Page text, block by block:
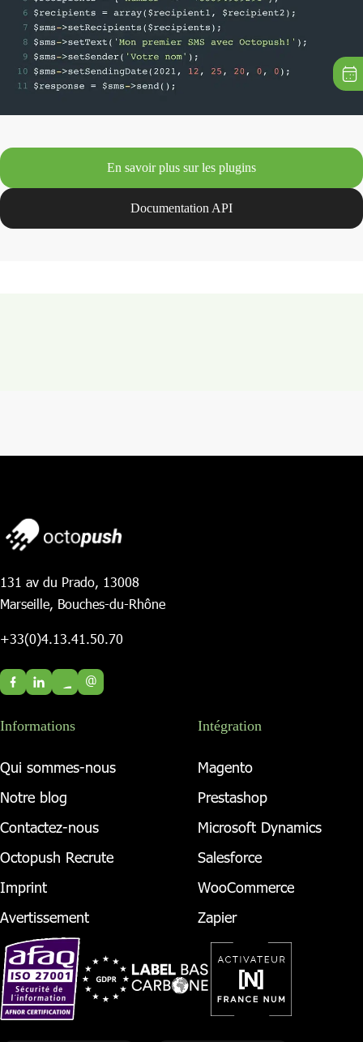
En savoir plus sur les plugins
Documentation API
131 av du Prado, 13008
Marseille, Bouches-du-Rhône
+33(0)4.13.41.50.70
@
Informations
Qui sommes-nous
Notre blog
Contactez-nous
Octopush Recrute
Imprint
Avertissement
Intégration
Magento
Prestashop
Microsoft Dynamics
Salesforce
WooCommerce
Zapier